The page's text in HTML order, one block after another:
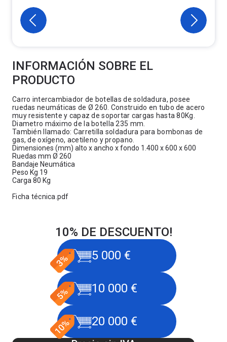
INFORMACIÓN SOBRE EL
PRODUCTO
Carro intercambiador de botellas de soldadura, posee
ruedas neumáticas de Ø 260. Construido en tubo de acero
muy resistente y capaz de soportar cargas hasta 80Kg.
Diametro máximo de la botella 235 mm.
También llamado: Carretilla soldadura para bombonas de
gas, de oxígeno, acetileno y propano.
Dimensiones (mm) alto x ancho x fondo 1.400 x 600 x 600
Ruedas mm Ø 260
Bandaje Neumática
Peso Kg 19
Carga 80 Kg
Ficha técnica.pdf
10% DE DESCUENTO!
5 000 €
10 000 €
20 000 €